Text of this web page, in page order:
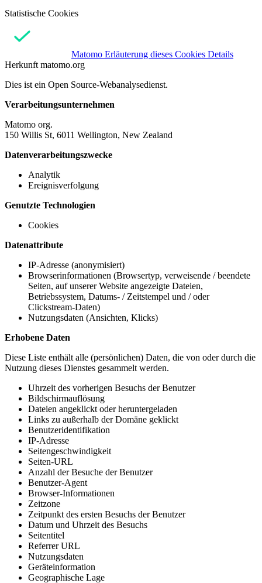
Statistische Cookies
Matomo Erläuterung dieses Cookies Details
Herkunft matomo.org
Dies ist ein Open Source-Webanalysedienst.
Verarbeitungsunternehmen
Matomo org.
150 Willis St, 6011 Wellington, New Zealand
Datenverarbeitungszwecke
Analytik
Ereignisverfolgung
Genutzte Technologien
Cookies
Datenattribute
IP-Adresse (anonymisiert)
Browserinformationen (Browsertyp, verweisende / beendete
Seiten, auf unserer Website angezeigte Dateien,
Betriebssystem, Datums- / Zeitstempel und / oder
Clickstream-Daten)
Nutzungsdaten (Ansichten, Klicks)
Erhobene Daten
Diese Liste enthält alle (persönlichen) Daten, die von oder durch die
Nutzung dieses Dienstes gesammelt werden.
Uhrzeit des vorherigen Besuchs der Benutzer
Bildschirmauflösung
Dateien angeklickt oder heruntergeladen
Links zu außerhalb der Domäne geklickt
Benutzeridentifikation
IP-Adresse
Seitengeschwindigkeit
Seiten-URL
Anzahl der Besuche der Benutzer
Benutzer-Agent
Browser-Informationen
Zeitzone
Zeitpunkt des ersten Besuchs der Benutzer
Datum und Uhrzeit des Besuchs
Seitentitel
Referrer URL
Nutzungsdaten
Geräteinformation
Geographische Lage